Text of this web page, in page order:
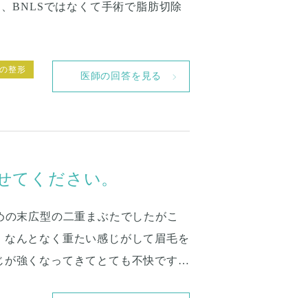
BNLSではなくて手術で脂肪切除
整形
医師の回答を見る
てください。
末広型の二重まぶたでしたがこ
んとなく重たい感じがして眉毛を
強くなってきてとても不快です。